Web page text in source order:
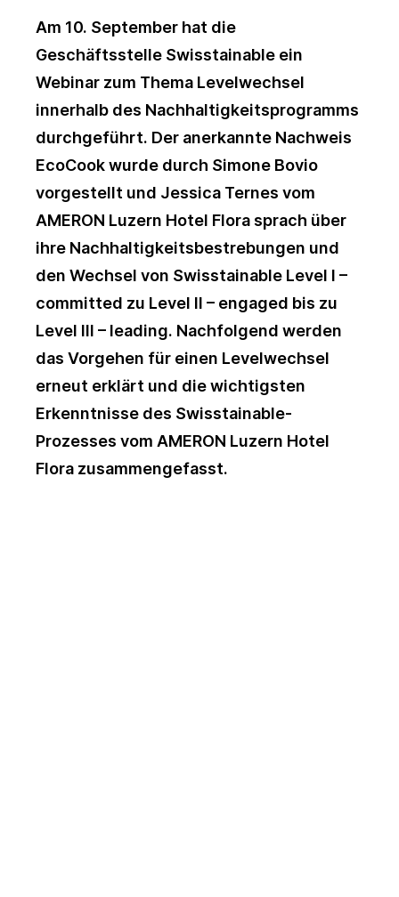
Am 10. September hat die
Geschäftsstelle Swisstainable ein
Webinar zum Thema Levelwechsel
innerhalb des Nachhaltigkeitsprogramms
durchgeführt. Der anerkannte Nachweis
EcoCookwurde durch Simone Bovio
vorgestellt und Jessica Ternes vom
AMERON Luzern Hotel Florasprach über
ihre Nachhaltigkeitsbestrebungen und
den Wechsel von Swisstainable Level I –
committed zu Level II – engaged bis zu
Level III – leading. Nachfolgend werden
das Vorgehen für einen Levelwechsel
erneut erklärt und die wichtigsten
Erkenntnisse des Swisstainable-
Prozesses vom AMERON Luzern Hotel
Flora zusammengefasst.